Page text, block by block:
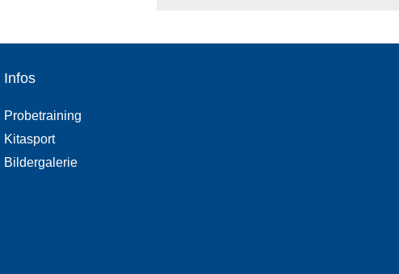
Infos
Probetraining
Kitasport
Bildergalerie